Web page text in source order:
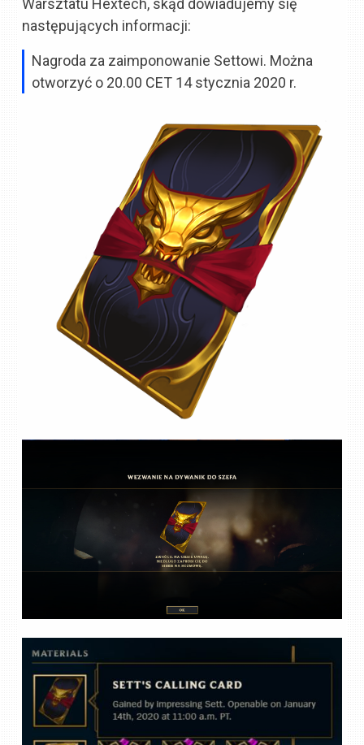
Warsztatu Hextech, skąd dowiadujemy się
następujących informacji:
Nagroda za zaimponowanie Settowi. Można
otworzyć o 20.00 CET 14 stycznia 2020 r.